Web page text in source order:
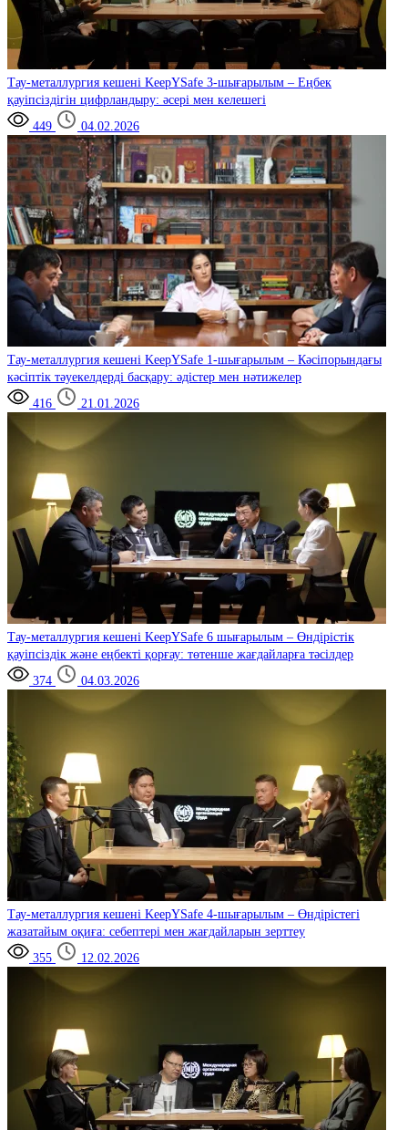
Тау-металлургия кешені KeepYSafe 3-шығарылым – Еңбек
қауіпсіздігін цифрландыру: әсері мен келешегі
449
04.02.2026
Тау-металлургия кешені KeepYSafe 1-шығарылым – Кәсіпорындағы
кәсіптік тәуекелдерді басқару: әдістер мен нәтижелер
416
21.01.2026
Тау-металлургия кешені KeepYSafe 6 шығарылым – Өндірістік
қауіпсіздік және еңбекті қорғау: төтенше жағдайларға тәсілдер
374
04.03.2026
Тау-металлургия кешені KeepYSafe 4-шығарылым – Өндірістегі
жазатайым оқиға: себептері мен жағдайларын зерттеу
355
12.02.2026